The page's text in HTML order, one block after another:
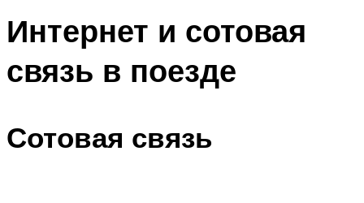
Интернет и сотовая
связь в поезде
Сотовая связь